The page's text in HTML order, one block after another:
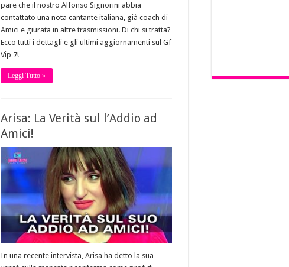
pare che il nostro Alfonso Signorini abbia
contattato una nota cantante italiana, già coach di
Amici e giurata in altre trasmissioni. Di chi si tratta?
Ecco tutti i dettagli e gli ultimi aggiornamenti sul Gf
Vip 7!
Leggi Tutto »
Arisa: La Verità sul l’Addio ad
Amici!
In una recente intervista, Arisa ha detto la sua